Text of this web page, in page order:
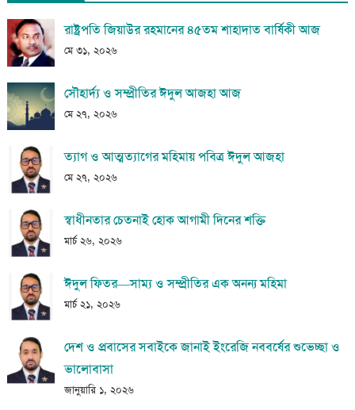
রাষ্ট্রপতি জিয়াউর রহমানের ৪৫তম শাহাদাত বার্ষিকী আজ
মে ৩১, ২০২৬
সৌহার্দ্য ও সম্প্রীতির ঈদুল আজহা আজ
মে ২৭, ২০২৬
ত্যাগ ও আত্মত্যাগের মহিমায় পবিত্র ঈদুল আজহা
মে ২৭, ২০২৬
স্বাধীনতার চেতনাই হোক আগামী দিনের শক্তি
মার্চ ২৬, ২০২৬
ঈদুল ফিতর—সাম্য ও সম্প্রীতির এক অনন্য মহিমা
মার্চ ২১, ২০২৬
দেশ ও প্রবাসের সবাইকে জানাই ইংরেজি নববর্ষের শুভেচ্ছা ও
ভালোবাসা
জানুয়ারি ১, ২০২৬